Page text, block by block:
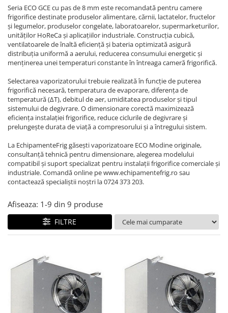
REZISTENTE DIGIVRARE
REZISTENTE SILICONICE
Uleiuri
Ventilatoare
Ventilatoare EbmPapst
Ventilatoare WEIGUANG
Ventilatoare turbina
VENTILATOARE AXIALE
Compresoare Cubigel R134a
Compresoare Cubigel R404a
Compresoare Jiaxipera
VAPORIZATOARE LU-VE
Seria ECO GCE cu pas de 8 mm este recomandată pentru camere
frigorifice destinate produselor alimentare, cărnii, lactatelor, fructelor
și legumelor, produselor congelate, laboratoarelor, supermarketurilor,
unităților HoReCa și aplicațiilor industriale. Construcția cubică,
ventilatoarele de înaltă eficiență și bateria optimizată asigură
distribuția uniformă a aerului, reducerea consumului energetic și
menținerea unei temperaturi constante în întreaga cameră frigorifică.
Selectarea vaporizatorului trebuie realizată în funcție de puterea
frigorifică necesară, temperatura de evaporare, diferența de
temperatură (ΔT), debitul de aer, umiditatea produselor și tipul
sistemului de degivrare. O dimensionare corectă maximizează
eficiența instalației frigorifice, reduce ciclurile de degivrare și
prelungește durata de viață a compresorului și a întregului sistem.
La EchipamenteFrig găsești vaporizatoare ECO Modine originale,
consultanță tehnică pentru dimensionare, alegerea modelului
compatibil și suport specializat pentru instalații frigorifice comerciale și
industriale. Comandă online pe www.echipamentefrig.ro sau
contactează specialiștii noștri la 0724 373 203.
Afiseaza: 1-9 din 9 produse
FILTRE